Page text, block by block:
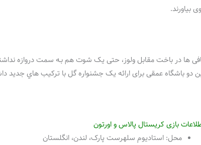
بیاورند.
ها در باخت مقابل ولوز، حتی یک شوت هم بـه سمت دروازه
دو باشگاه عمقی برای ارائه یک جشنواره گل با ترکیب هاي‌ جدید
بازی کریستال پالاس و اورتون
محل: استادیوم سلهرست پارک، لندن، انگلستان